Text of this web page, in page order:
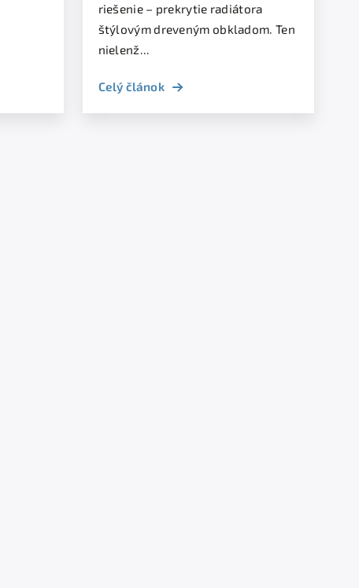
riešenie – prekrytie radiátora
štýlovým dreveným obkladom. Ten
nielenž...
Celý článok